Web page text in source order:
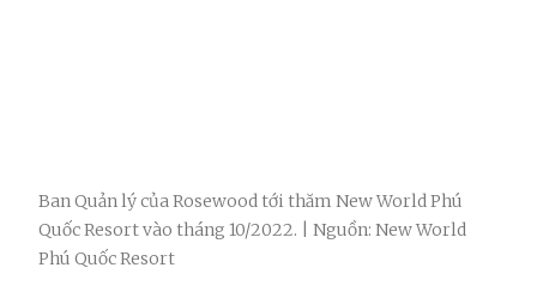
Ban Quản lý của Rosewood tới thăm New World Phú
Quốc Resort vào tháng 10/2022. | Nguồn: New World
Phú Quốc Resort